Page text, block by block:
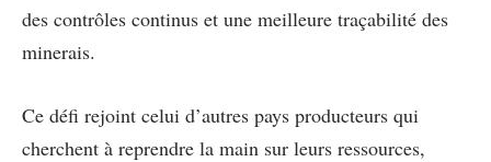
des contrôles continus et une meilleure traçabilité des
minerais.
Ce défi rejoint celui d’autres pays producteurs qui
cherchent à reprendre la main sur leurs ressources,